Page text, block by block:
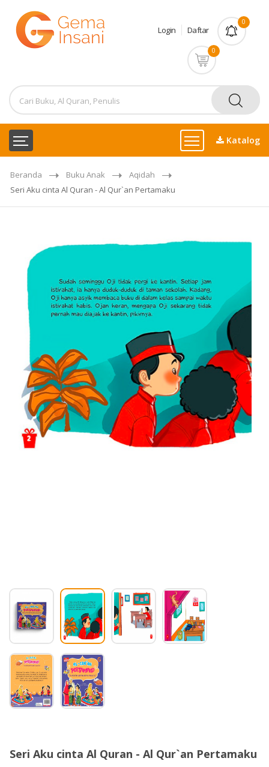
Login Daftar
0
0
Katalog
Beranda Buku Anak
Aqidah
Seri Aku cinta Al Quran - Al Qur`an Pertamaku
Seri Aku cinta Al Quran - Al Qur`an Pertamaku